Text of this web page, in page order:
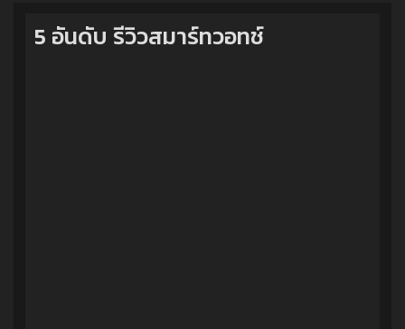
5 อันดับ รีวิวสมาร์ทวอทช์